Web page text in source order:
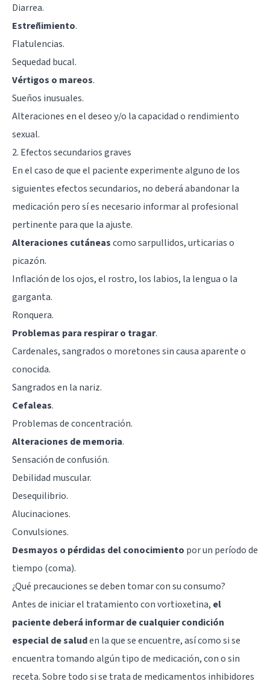
Diarrea.
Estreñimiento.
Flatulencias.
Sequedad bucal.
Vértigos o mareos.
Sueños inusuales.
Alteraciones en el deseo y/o la capacidad o rendimiento
sexual.
2. Efectos secundarios graves
En el caso de que el paciente experimente alguno de los
siguientes efectos secundarios, no deberá abandonar la
medicación pero sí es necesario informar al profesional
pertinente para que la ajuste.
Alteraciones cutáneascomo sarpullidos, urticarias o
picazón.
Inflación de los ojos, el rostro, los labios, la lengua o la
garganta.
Ronquera.
Problemas para respirar o tragar.
Cardenales, sangrados o moretones sin causa aparente o
conocida.
Sangrados en la nariz.
Cefaleas.
Problemas de concentración.
Alteraciones de memoria.
Sensación de confusión.
Debilidad muscular.
Desequilibrio.
Alucinaciones.
Convulsiones.
Desmayos o pérdidas del conocimiento por un período de
tiempo (coma).
¿Qué precauciones se deben tomar con su consumo?
Antes de iniciar el tratamiento con vortioxetina, el
paciente deberá informar de cualquier condición
especial de saluden la que se encuentre, así como si se
encuentra tomando algún tipo de medicación, con o sin
receta. Sobre todo si se trata de medicamentos inhibidores